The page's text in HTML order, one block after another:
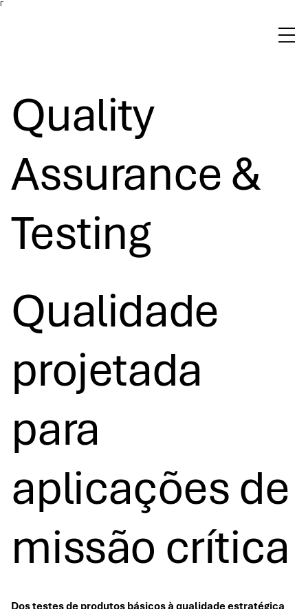
Γ
Quality
Assurance &
Testing
Qualidade
projetada
para
aplicações de
missão crítica